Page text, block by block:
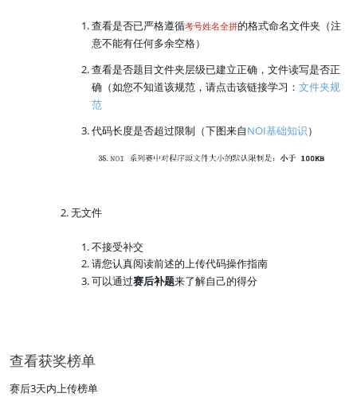
查看是否已严格遵循考号姓名全拼的格式命名文件夹（注
意不能有任何多余空格）
查看是否题目文件夹层级已建立正确，文件读写是否正
确（如您不知道该规范，请点击该链接学习： 文件夹规
范
代码长度是否超过限制（下图来自NOI基础知识）
无文件
不接受补交
请您认真阅读前述的上传代码操作指南
可以通过赛后补题来了解自己的得分
查看获奖榜单
赛后3天内上传榜单